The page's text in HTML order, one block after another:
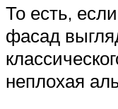
То есть,
фасад
неплохая